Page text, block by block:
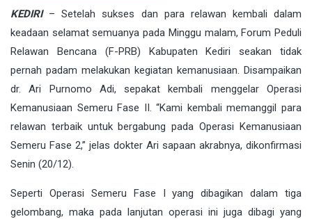
KEDIRI– Setelah sukses dan para relawan kembali dalam
keadaan selamat semuanya pada Minggu malam, Forum Peduli
Relawan Bencana (F-PRB) Kabupaten Kediri seakan tidak
pernah padam melakukan kegiatan kemanusiaan. Disampaikan
dr. Ari Purnomo Adi, sepakat kembali menggelar Operasi
Kemanusiaan Semeru Fase II. “Kami kembali memanggil para
relawan terbaik untuk bergabung pada Operasi Kemanusiaan
Semeru Fase 2,” jelas dokter Ari sapaan akrabnya, dikonfirmasi
Senin (20/12).
Seperti Operasi Semeru Fase I yang dibagikan dalam tiga
gelombang, maka pada lanjutan operasi ini juga dibagi yang